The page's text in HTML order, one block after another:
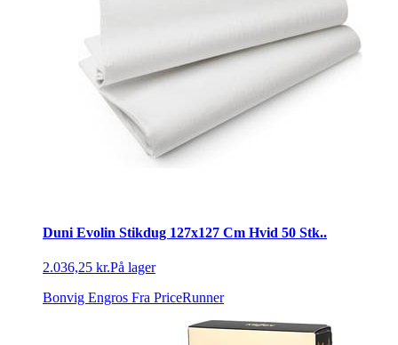
Duni Evolin Stikdug 127x127 Cm Hvid 50 Stk..
2.036,25 kr.På lager
Bonvig Engros Fra PriceRunner